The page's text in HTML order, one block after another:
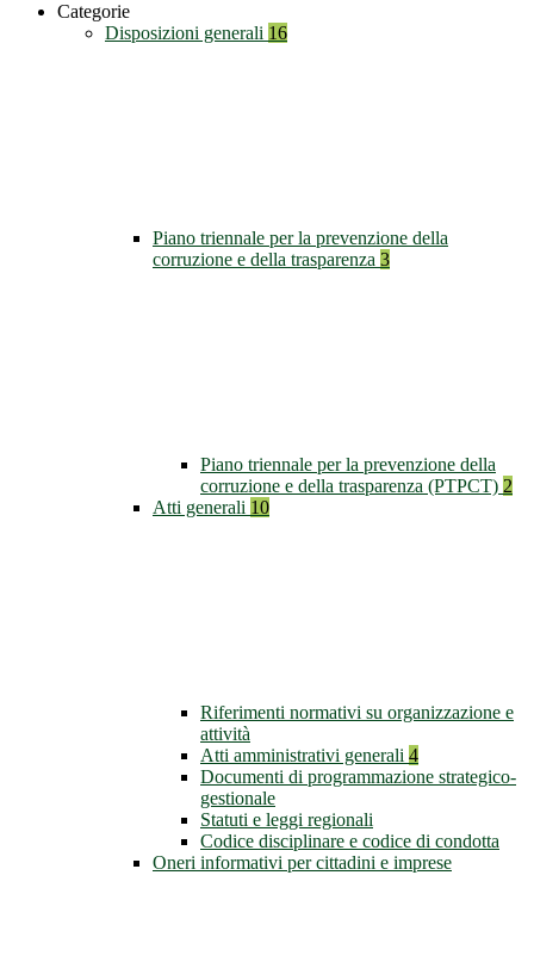
Categorie
Disposizioni generali 16
Piano triennale per la prevenzione della
corruzione e della trasparenza 3
Piano triennale per la prevenzione della
corruzione e della trasparenza (PTPCT) 2
Atti generali 10
Riferimenti normativi su organizzazione e
attività
Atti amministrativi generali 4
Documenti di programmazione strategico-
gestionale
Statuti e leggi regionali
Codice disciplinare e codice di condotta
Oneri informativi per cittadini e imprese